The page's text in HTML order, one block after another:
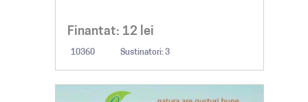
Finantat: 12 lei
10360 Sustinatori: 3